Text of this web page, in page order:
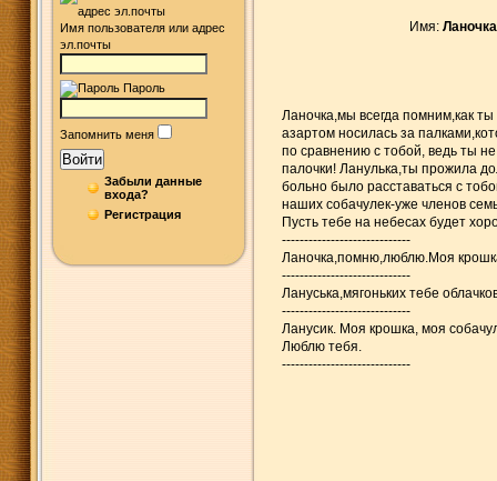
Имя пользователя или адрес
эл.почты
Пароль
Запомнить меня
Войти
Забыли данные
входа?
Регистрация
Имя:
Ланочка,мы всегда помним,как
азартом носилась за
по сравнению с тобой, ведь ты
палочки! Ланулька,ты прожила
больно было расставаться с
наших собачулек-уже членов
Пусть тебе на небесах будет
-----------------------------
Ланочка,помню,люблю.Моя
-----------------------------
Лануська,мягоньких тебе
-----------------------------
Ланусик. Моя крошка, моя
Люблю тебя.
-----------------------------